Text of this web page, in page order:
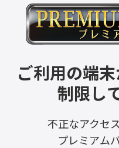
ご利用の端
制限し
不正なアクセ
プレミアム